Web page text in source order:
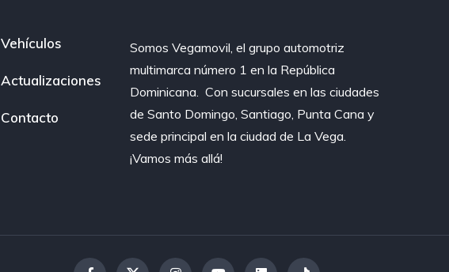
Vehículos
Actualizaciones
Contacto
Somos Vegamovil, el grupo automotriz
multimarca número 1 en la República
Dominicana⁣. ⁣ Con sucursales en las ciudades
de Santo Domingo, Santiago, Punta Cana y
sede principal en la ciudad de La Vega.
¡Vamos más allá!